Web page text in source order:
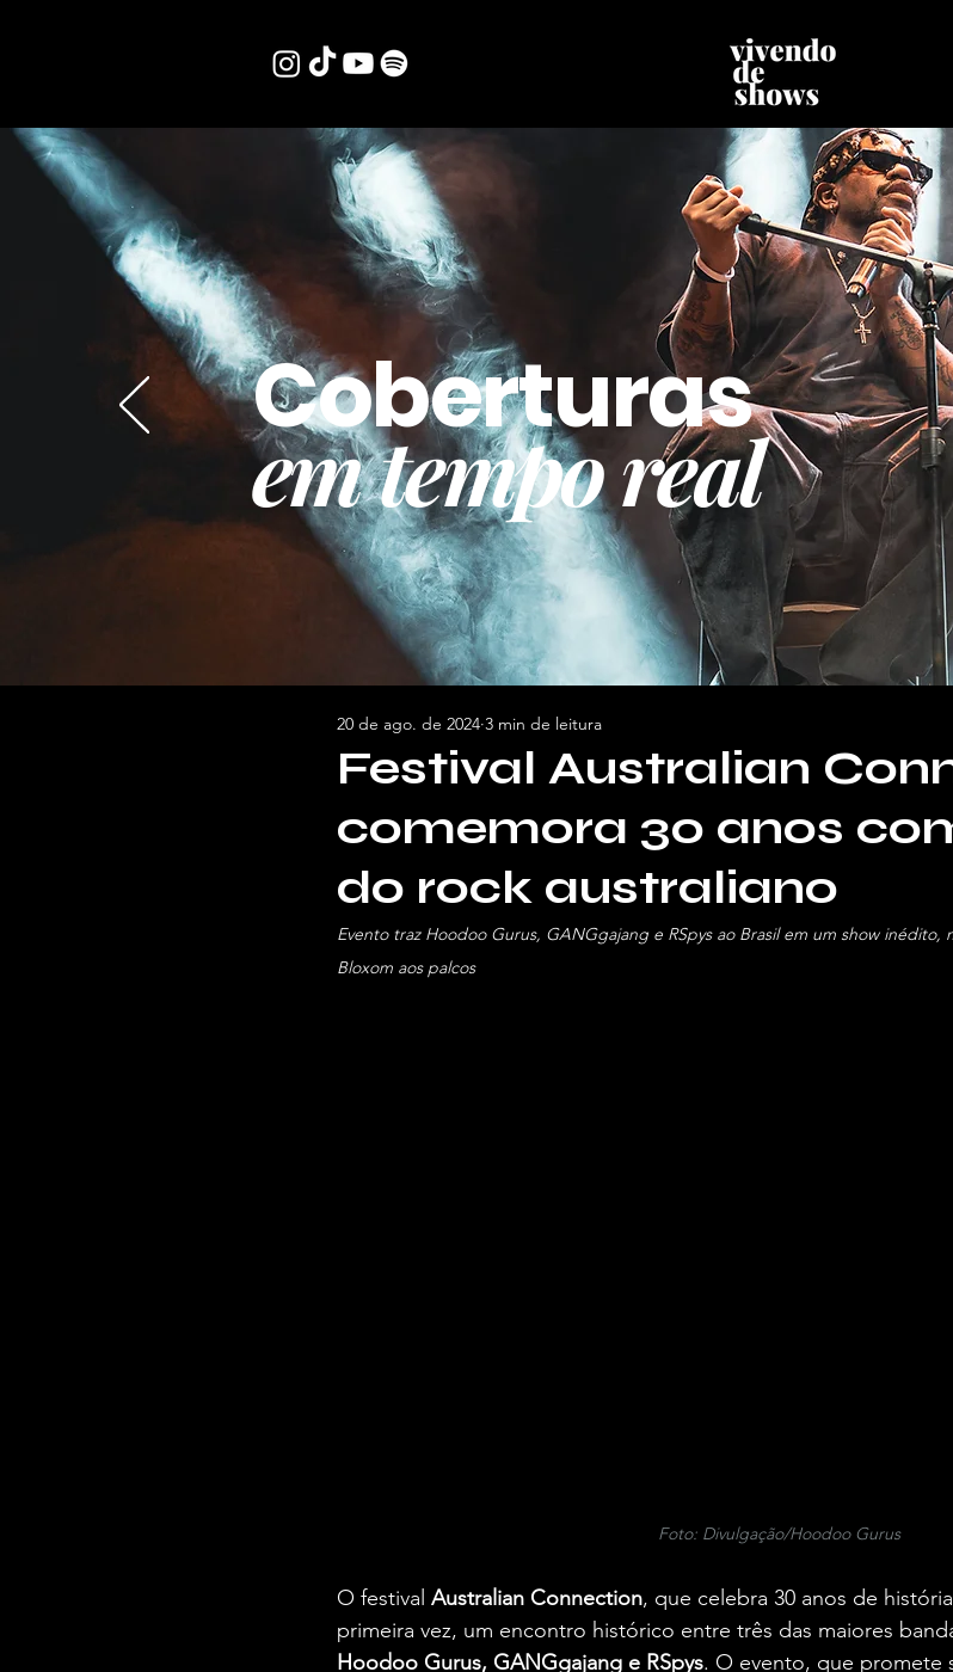
Coberturas
em tempo real
Festival Australian
comemora 30 anos
do rock australiano
20 de ago. de 2024 3 min de leitura
Evento traz Hoodoo Gurus, GANGgajang e RSpys ao Brasil em um show inédito,
Bloxom aos palcos
Foto: Divulgação/Hoodoo Gurus
O festival Australian Connection, que celebra 30 anos de
primeira vez, um encontro histórico entre três das maiores
Hoodoo Gurus, GANGgajang e RSpys. O evento, que promete